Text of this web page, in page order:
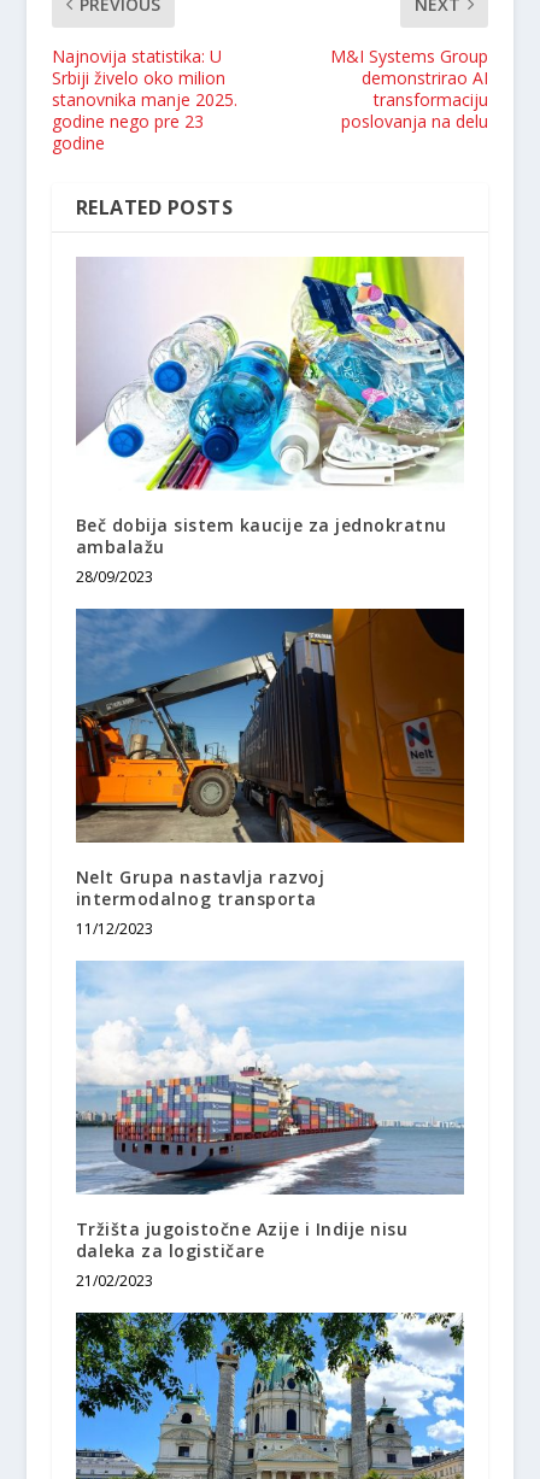
PREVIOUS
Najnovija statistika: U
Srbiji živelo oko milion
stanovnika manje 2025.
godine nego pre 23
godine
NEXT
M&I Systems Group
demonstrirao AI
transformaciju
poslovanja na delu
RELATED POSTS
Beč dobija sistem kaucije za jednokratnu
ambalažu
28/09/2023
Nelt Grupa nastavlja razvoj
intermodalnog transporta
11/12/2023
Tržišta jugoistočne Azije i Indije nisu
daleka za logističare
21/02/2023